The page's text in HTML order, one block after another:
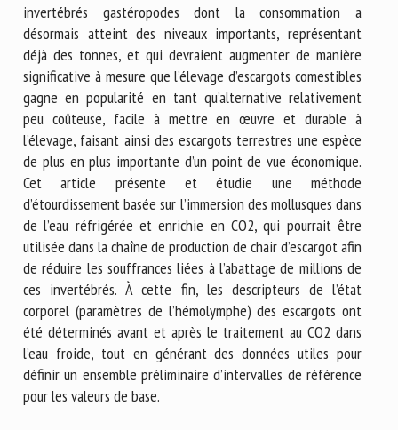
invertébrés gastéropodes dont la consommation a
désormais atteint des niveaux importants, représentant
déjà des tonnes, et qui devraient augmenter de manière
significative à mesure que l’élevage d’escargots comestibles
gagne en popularité en tant qu’alternative relativement
peu coûteuse, facile à mettre en œuvre et durable à
l’élevage, faisant ainsi des escargots terrestres une espèce
de plus en plus importante d’un point de vue économique.
Cet article présente et étudie une méthode
d’étourdissement basée sur l’immersion des mollusques dans
de l’eau réfrigérée et enrichie en CO2, qui pourrait être
utilisée dans la chaîne de production de chair d’escargot afin
de réduire les souffrances liées à l’abattage de millions de
ces invertébrés. À cette fin, les descripteurs de l’état
corporel (paramètres de l’hémolymphe) des escargots ont
été déterminés avant et après le traitement au CO2 dans
l’eau froide, tout en générant des données utiles pour
définir un ensemble préliminaire d’intervalles de référence
pour les valeurs de base.
Les champs suivis de * sont obligatoires